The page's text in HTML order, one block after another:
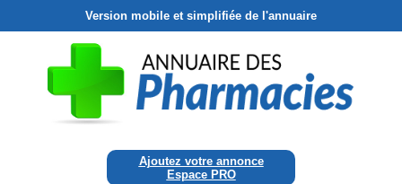
Version mobile et simplifiée de l'annuaire
Ajoutez votre annonce
Espace PRO